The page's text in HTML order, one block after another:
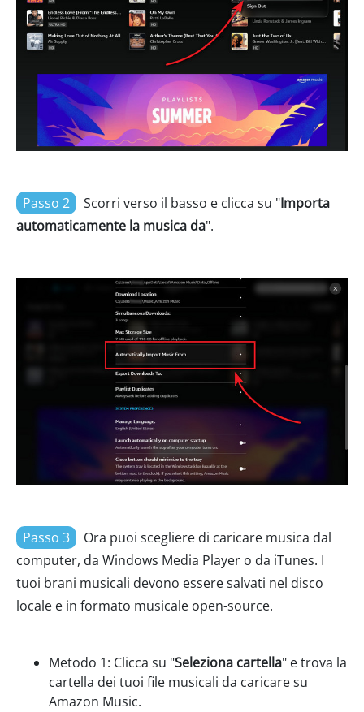
Passo 2 Scorri verso il basso e clicca su "Importa
automaticamente la musica da".
Passo 3
Ora puoi scegliere di caricare musica dal
computer, da Windows Media Player o da iTunes. I
tuoi brani musicali devono essere salvati nel disco
locale e in formato musicale open-source.
Metodo 1: Clicca su "Seleziona cartella" e trova la
cartella dei tuoi file musicali da caricare su
Amazon Music.